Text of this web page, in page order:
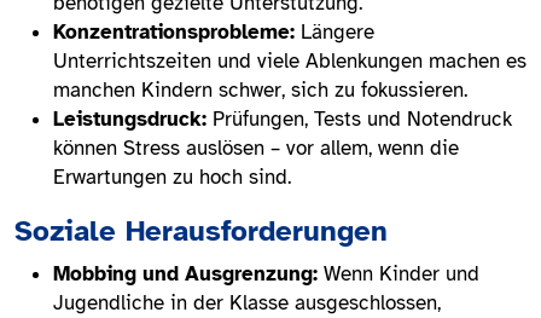
Konzentrationsprobleme: Längere
Unterrichtszeiten und viele Ablenkungen machen es
manchen Kindern schwer, sich zu fokussieren.
Leistungsdruck: Prüfungen, Tests und Notendruck
können Stress auslösen – vor allem, wenn die
Erwartungen zu hoch sind.
Soziale Herausforderungen
Mobbing und Ausgrenzung: Wenn Kinder und
Jugendliche in der Klasse ausgeschlossen,